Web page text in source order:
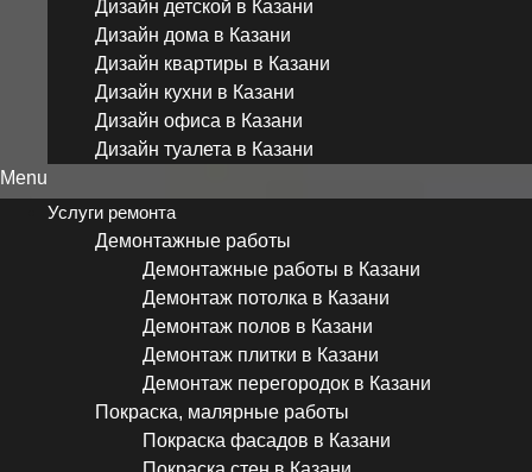
Дизайн детской в Казани
Дизайн дома в Казани
Дизайн квартиры в Казани
Дизайн кухни в Казани
Дизайн офиса в Казани
Дизайн туалета в Казани
Menu
Услуги ремонта
Демонтажные работы
Демонтажные работы в Казани
Демонтаж потолка в Казани
Демонтаж полов в Казани
Демонтаж плитки в Казани
Демонтаж перегородок в Казани
Покраска, малярные работы
Покраска фасадов в Казани